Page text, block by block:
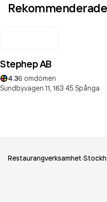
Stephep AB
4.36 omdömen
Sundbyvägen 11, 163 45 Spånga
Restaurangverksamhet